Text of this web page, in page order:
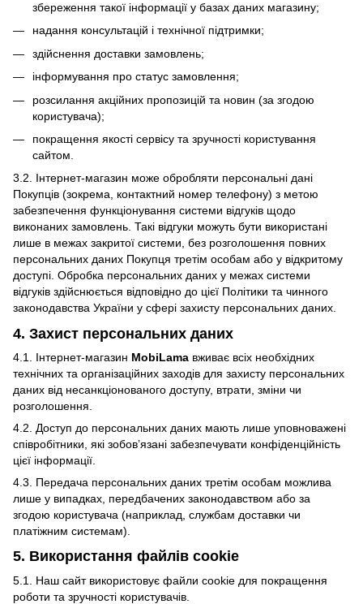
збереження такої інформації у базах даних магазину;
надання консультацій і технічної підтримки;
здійснення доставки замовлень;
інформування про статус замовлення;
розсилання акційних пропозицій та новин (за згодою
користувача);
покращення якості сервісу та зручності користування
сайтом.
3.2. Інтернет-магазин може обробляти персональні дані
Покупців (зокрема, контактний номер телефону) з метою
забезпечення функціонування системи відгуків щодо
виконаних замовлень. Такі відгуки можуть бути використані
лише в межах закритої системи, без розголошення повних
персональних даних Покупця третім особам або у відкритому
доступі. Обробка персональних даних у межах системи
відгуків здійснюється відповідно до цієї Політики та чинного
законодавства України у сфері захисту персональних даних.
4. Захист персональних даних
4.1. Інтернет-магазин MobiLama вживає всіх необхідних
технічних та організаційних заходів для захисту персональних
даних від несанкціонованого доступу, втрати, зміни чи
розголошення.
4.2. Доступ до персональних даних мають лише уповноважені
співробітники, які зобов’язані забезпечувати конфіденційність
цієї інформації.
4.3. Передача персональних даних третім особам можлива
лише у випадках, передбачених законодавством або за
згодою користувача (наприклад, службам доставки чи
платіжним системам).
5. Використання файлів cookie
5.1. Наш сайт використовує файли cookie для покращення
роботи та зручності користувачів.